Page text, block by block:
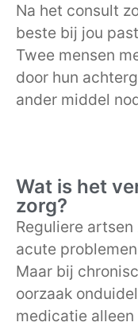
Na het consult
beste bij jou
Twee mensen
door hun
ander middel
Wat is het
zorg?
Reguliere
acute
Maar bij
oorzaak
medicatie